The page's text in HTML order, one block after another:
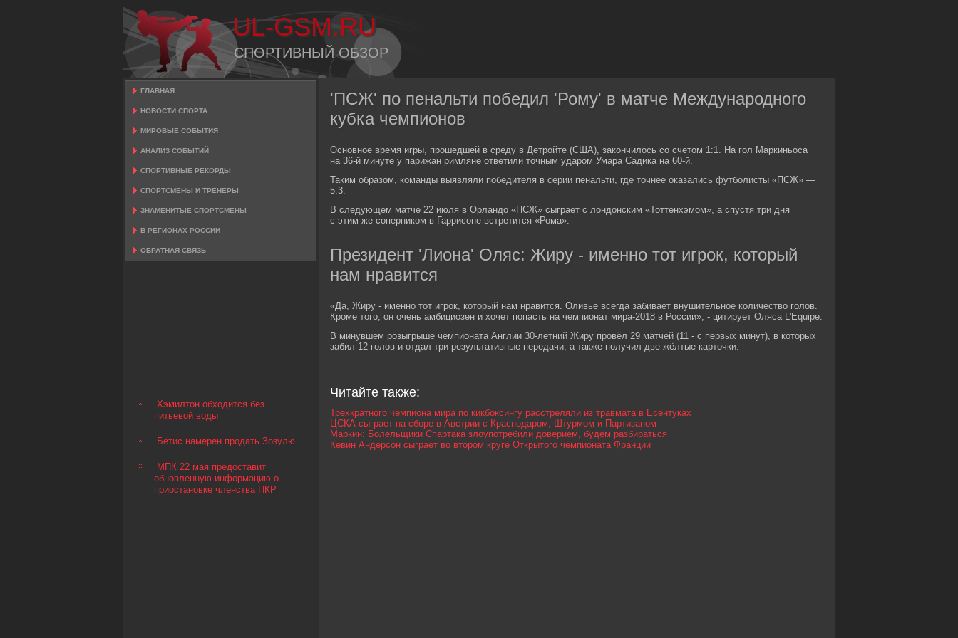
UL-GSM.RU
СПОРТИВНЫЙ ОБЗОР
ГЛАВНАЯ
НОВОСТИ СПОРТА
МИРОВЫЕ СОБЫТИЯ
АНАЛИЗ СОБЫТИЙ
СПОРТИВНЫЕ РЕКОРДЫ
СПОРТСМЕНЫ И ТРЕНЕРЫ
ЗНАМЕНИТЫЕ СПОРТСМЕНЫ
В РЕГИОНАХ РОССИИ
ОБРАТНАЯ СВЯЗЬ
Хэмилтон обходится без
питьевой воды
Бетис намерен продать Зозулю
МПК 22 мая предоставит
обновленную информацию о
приостановке членства ПКР
'ПСЖ' по пенальти победил 'Рому' в матче Международного
кубка чемпионов
Основное время игры, прошедшей в среду в Детройте (США), закончилось со счетом 1:1. На гол Маркиньоса
на 36-й минуте у парижан римляне ответили точным ударом Умара Садика на 60-й.
Таким образом, команды выявляли победителя в серии пенальти, где точнее оказались футболисты «ПСЖ» —
5:3.
В следующем матче 22 июля в Орландо «ПСЖ» сыграет с лондонским «Тоттенхэмом», а спустя три дня
с этим же соперником в Гаррисоне встретится «Рома».
Президент 'Лиона' Оляс: Жиру - именно тот игрок, который
нам нравится
«Да, Жиру - именно тот игрок, который нам нравится. Оливье всегда забивает внушительное количество голов.
Кроме того, он очень амбициозен и хочет попасть на чемпионат мира-2018 в России», - цитирует Оляса L'Equipe.
В минувшем розыгрыше чемпионата Англии 30-летний Жиру провёл 29 матчей (11 - с первых минут), в которых
забил 12 голов и отдал три результативные передачи, а также получил две жёлтые карточки.
Читайте также:
Трехкратного чемпиона мира по кикбоксингу расстреляли из травмата в Есентуках
ЦСКА сыграет на сборе в Австрии с Краснодаром, Штурмом и Партизаном
Маркин: Болельщики Спартака злоупотребили доверием, будем разбираться
Кевин Андерсон сыграет во втором круге Открытого чемпионата Франции